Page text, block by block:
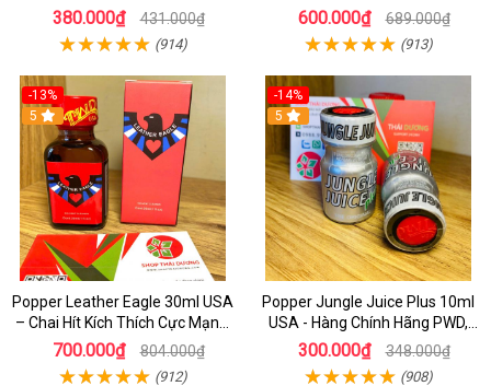
Phấn Cho Top & Bot
380.000₫ 431.000₫
(914)
Top&Bot
600.000₫ 689.000₫
(913)
-13%
5
Popper Leather Eagle 30ml USA
– Chai Hít Kích Thích Cực Mạnh,
Chính Hãng PWD
700.000₫ 804.000₫
(912)
-14%
5
Popper Jungle Juice Plus 10ml
USA - Hàng Chính Hãng PWD,
Hưng Phấn Cực Đỉnh
300.000₫ 348.000₫
(908)